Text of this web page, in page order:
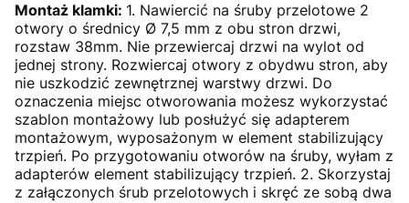
Montaż klamki: 1. Nawiercić na śruby przelotowe 2
otwory o średnicy Ø 7,5 mm z obu stron drzwi,
rozstaw 38mm. Nie przewiercaj drzwi na wylot od
jednej strony. Rozwiercaj otwory z obydwu stron, aby
nie uszkodzić zewnętrznej warstwy drzwi. Do
oznaczenia miejsc otworowania możesz wykorzystać
szablon montażowy lub posłużyć się adapterem
montażowym, wyposażonym w element stabilizujący
trzpień. Po przygotowaniu otworów na śruby, wyłam z
adapterów element stabilizujący trzpień. 2. Skorzystaj
z załączonych śrub przelotowych i skręć ze sobą dwa